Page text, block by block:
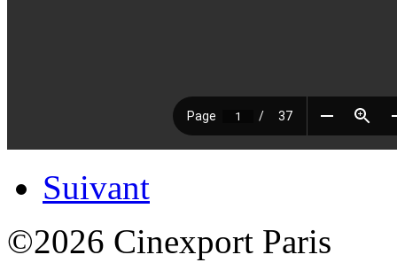
Suivant
©2026 Cinexport Paris